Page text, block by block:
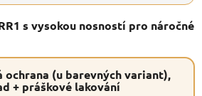
s vysokou nosností pro náročné
(u barevných variant),
+ práškové lakování